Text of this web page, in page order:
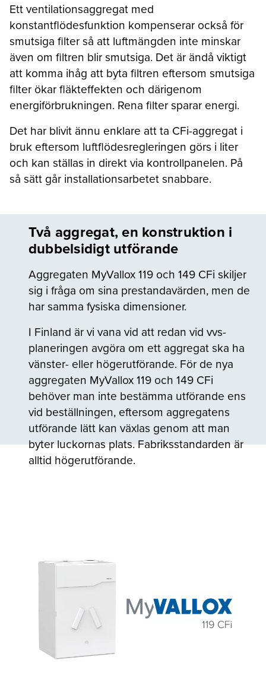
Ett ventilationsaggregat med
konstantflödesfunktion kompenserar också för
smutsiga filter så att luftmängden inte minskar
även om filtren blir smutsiga. Det är ändå viktigt
att komma ihåg att byta filtren eftersom smutsiga
filter ökar fläkteffekten och därigenom
energiförbrukningen. Rena filter sparar energi.
Det har blivit ännu enklare att ta CFi-aggregat i
bruk eftersom luftflödesregleringen görs i liter
och kan ställas in direkt via kontrollpanelen. På
så sätt går installationsarbetet snabbare.
Två aggregat, en konstruktion i
dubbelsidigt utförande
Aggregaten MyVallox 119 och 149 CFi skiljer
sig i fråga om sina prestandavärden, men de
har samma fysiska dimensioner.
I Finland är vi vana vid att redan vid vvs-
planeringen avgöra om ett aggregat ska ha
vänster- eller högerutförande. För de nya
aggregaten MyVallox 119 och 149 CFi
behöver man inte bestämma utförande ens
vid beställningen, eftersom aggregatens
utförande lätt kan växlas genom att man
byter luckornas plats. Fabriksstandarden är
alltid högerutförande.